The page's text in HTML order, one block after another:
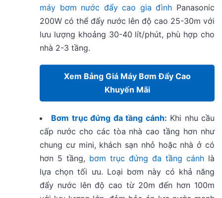
máy bơm nước đẩy cao gia đình Panasonic
200W có thể đẩy nước lên độ cao 25-30m với
lưu lượng khoảng 30-40 lít/phút, phù hợp cho
nhà 2-3 tầng.
Xem Bảng Giá Máy Bơm Đẩy Cao
Khuyến Mãi
Bơm trục đứng đa tầng cánh: Khi nhu cầu
cấp nước cho các tòa nhà cao tầng hơn như
chung cư mini, khách sạn nhỏ hoặc nhà ở có
hơn 5 tầng, bơm trục đứng đa tầng cánh là
lựa chọn tối ưu. Loại bơm này có khả năng
đẩy nước lên độ cao từ 20m đến hơn 100m